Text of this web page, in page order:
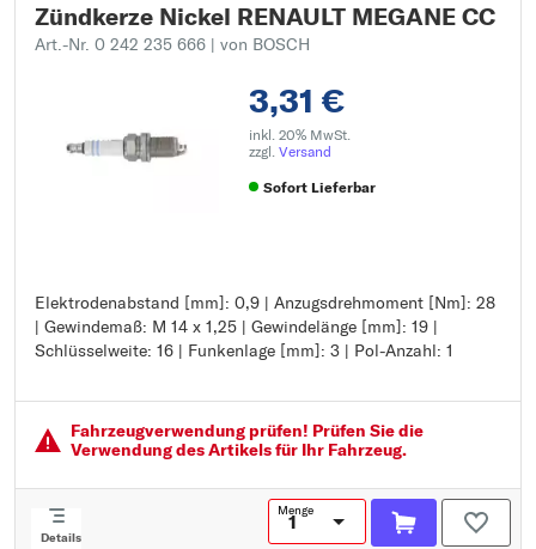
Zündkerze Nickel RENAULT MEGANE CC
Art.-Nr. 0 242 235 666 | von BOSCH
3,31 €
inkl. 20% MwSt.
zzgl. Versand
Sofort Lieferbar
Elektrodenabstand [mm]: 0,9 | Anzugsdrehmoment [Nm]: 28
| Gewindemaß: M 14 x 1,25 | Gewindelänge [mm]: 19 |
Schlüsselweite: 16 | Funkenlage [mm]: 3 | Pol-Anzahl: 1
Elektrodenabstand [mm]: 0,9
Anzugsdrehmoment [Nm]: 28
Gewindemaß: M 14 x 1,25
Schlüsselweite: 16
Funkenlage [mm]: 3
Pol-Anzahl: 1
Fahrzeugver­wendung prüfen! Prüfen Sie die
Verwendung des Artikels für Ihr Fahrzeug.
Details
Menge